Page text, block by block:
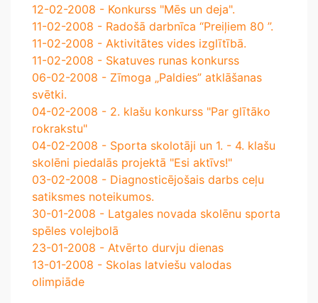
12-02-2008 - Konkurss "Mēs un deja".
11-02-2008 - Radošā darbnīca “Preiļiem 80 ”.
11-02-2008 - Aktivitātes vides izglītībā.
11-02-2008 - Skatuves runas konkurss
06-02-2008 - Zīmoga „Paldies” atklāšanas
svētki.
04-02-2008 - 2. klašu konkurss "Par glītāko
rokrakstu"
04-02-2008 - Sporta skolotāji un 1. - 4. klašu
skolēni piedalās projektā "Esi aktīvs!"
03-02-2008 - Diagnosticējošais darbs ceļu
satiksmes noteikumos.
30-01-2008 - Latgales novada skolēnu sporta
spēles volejbolā
23-01-2008 - Atvērto durvju dienas
13-01-2008 - Skolas latviešu valodas
olimpiāde